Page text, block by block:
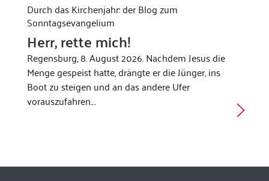
Durch das Kirchenjahr: der Blog zum
Sonntagsevangelium
Herr, rette mich!
Regensburg, 8. August 2026. Nachdem Jesus die
Menge gespeist hatte, drängte er die Jünger, ins
Boot zu steigen und an das andere Ufer
vorauszufahren.…